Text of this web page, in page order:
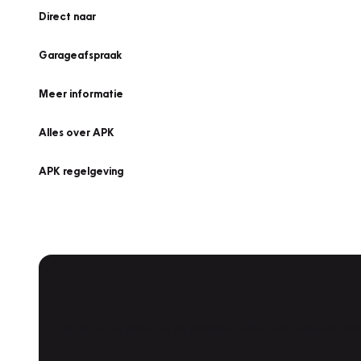
Direct naar
Garageafspraak
Meer informatie
Alles over APK
APK regelgeving